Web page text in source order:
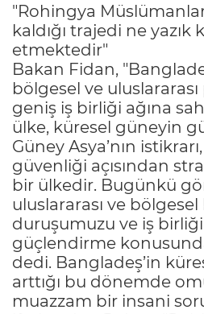
"Rohingya
kaldığı trajedi ne yazık
etmektedir"
Bakan Fidan,
bölgesel ve
geniş iş birliği ağına
ülke, küresel güneyin
Güney Asya’nın istikrarı,
güvenliği açısından
bir ülkedir. Bugünkü
uluslararası ve
duruşumuzu ve iş
güçlendirme
dedi. Bangladeş’in
arttığı bu dönemde
muazzam bir insani